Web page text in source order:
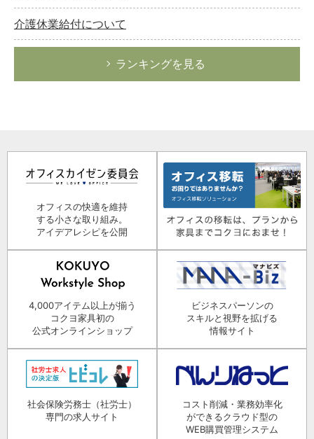
介護休業給付について
ランキングを見る
オフィスの快適を維持
する小さな取り組み。
アイデアレシピを公開
4,000アイテム以上が揃う
コクヨ家具初の
公式オンラインショップ
ビジネスパーソンの
スキルと視野を拡げる
情報サイト
社会保険労務士（社労士）
専門の求人サイト
コスト削減・業務効率化
ができるクラウド型の
WEB購買管理システム